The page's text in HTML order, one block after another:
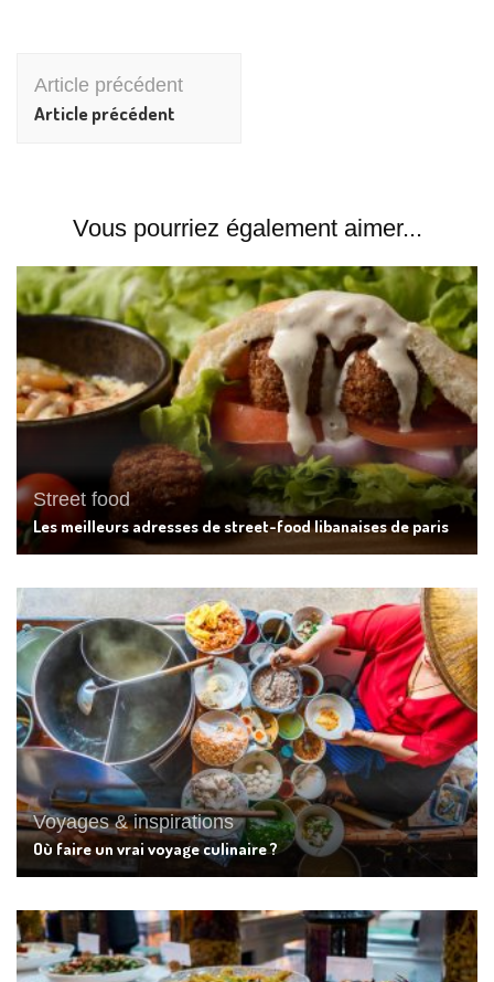
d'article
Article précédent
Article précédent
Vous pourriez également aimer...
Street food
Les meilleurs adresses de street-food libanaises de paris
Voyages & inspirations
Où faire un vrai voyage culinaire ?